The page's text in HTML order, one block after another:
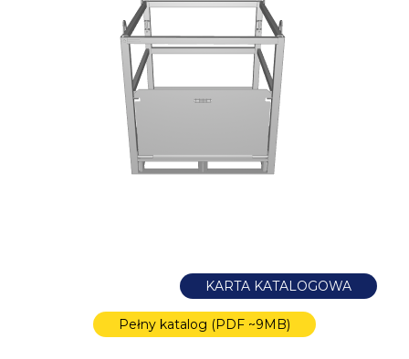
KARTA KATALOGOWA
Pełny katalog (PDF ~9MB)